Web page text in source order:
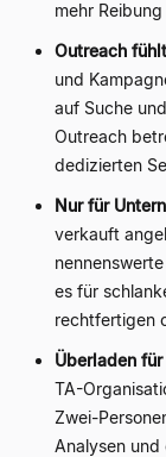
mehr
Outreach
und
auf Suche
Outreach
dedizierten
Nur für
verkauft
es für
rechtfertigen
Überladen
TA-
Zwei-
Analysen und